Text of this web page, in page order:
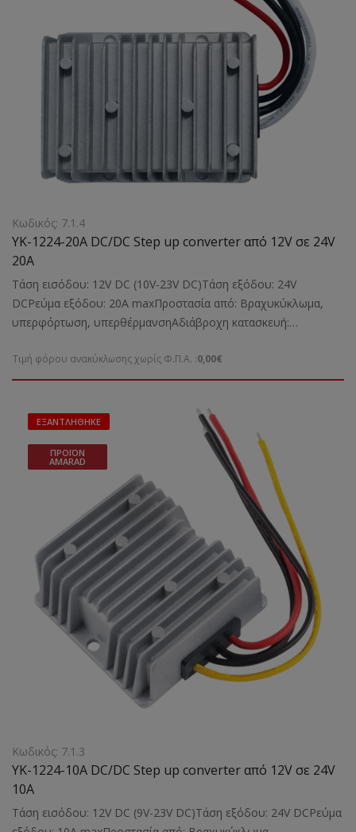
Κωδικός: 7.1.4
YK-1224-20A DC/DC Step up converter από 12V σε 24V
20A
Τάση εισόδου: 12V DC (10V-23V DC)Τάση εξόδου: 24V
DCΡεύμα εξόδου: 20Α maxΠροστασία από: Βραχυκύκλωμα,
υπερφόρτωση, υπερθέρμανσηΑδιάβροχη κατασκευή:
από τάση 12V DC σε τάση 24V DC μέγιστου ρεύμ΅ατος
λειτουργίας 20ΑΔιαστάσεις: 100χ80χ39 mmΒάρος: 0,50 Kgr
Τιμή φόρου ανακύκλωσης χωρίς Φ.Π.Α. :0,00€
ΕΞΑΝΤΛΉΘΗΚΕ
ΠΡΟΪΌΝ
AMARAD
Κωδικός: 7.1.3
YK-1224-10A DC/DC Step up converter από 12V σε 24V
10A
Τάση εισόδου: 12V DC (9V-23V DC)Τάση εξόδου: 24V DCΡεύμα